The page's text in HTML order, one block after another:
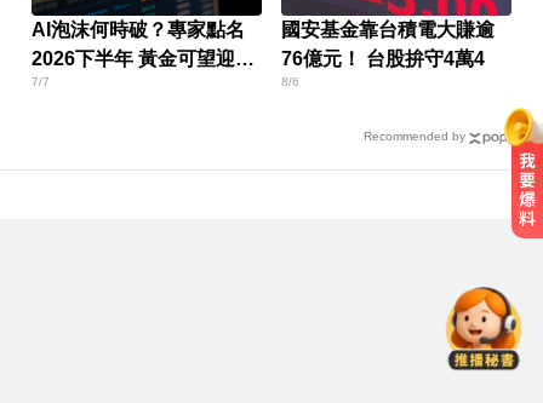
AI泡沫何時破？專家點名
2026下半年 黃金可望迎轉
機
7/7
國安基金靠台積電大賺逾
76億元！ 台股拚守4萬4
8/6
Recommended by